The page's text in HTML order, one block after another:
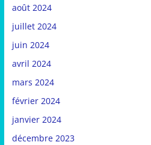
août 2024
juillet 2024
juin 2024
avril 2024
mars 2024
février 2024
janvier 2024
décembre 2023